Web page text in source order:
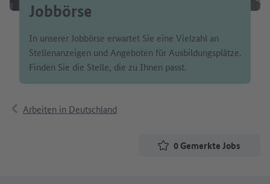
Jobbörse
In unserer Jobbörse erwartet Sie eine Vielzahl an
Stellenanzeigen und Angeboten für Ausbildungsplätze.
Finden Sie die Stelle, die zu Ihnen passt.
Arbeiten in Deutschland
0Gemerkte Jobs